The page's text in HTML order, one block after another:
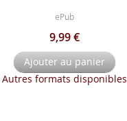
ePub
9,99 €
Ajouter au panier
Autres formats disponibles